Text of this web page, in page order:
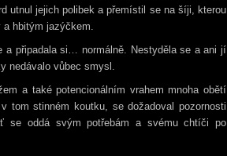
utnul jejich polibek a přemístil se na šíji, kterou
a hbitým jazýčkem.
připadala si… normálně. Nestyděla se a ani jí
nedávalo vůbec smysl.
a také potencionálním vrahem mnoha obětí
tom stinném koutku, se dožadoval pozornosti
se oddá svým potřebám a svému chtíči po